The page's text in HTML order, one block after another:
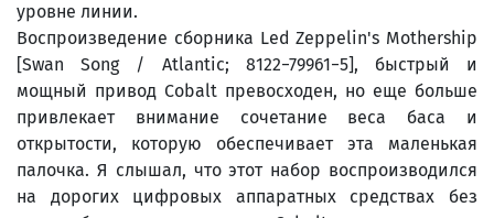
уровне линии.
Воспроизведение сборника Led Zeppelin's Mothership
[Swan Song / Atlantic; 8122−79961−5], быстрый и
мощный привод Cobalt превосходен, но еще больше
привлекает внимание сочетание веса баса и
открытости, которую обеспечивает эта маленькая
палочка. Я слышал, что этот набор воспроизводился
на дорогих цифровых аппаратных средствах без